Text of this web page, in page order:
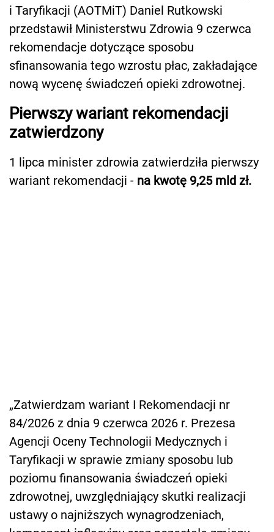
i Taryfikacji (AOTMiT) Daniel Rutkowski
przedstawił Ministerstwu Zdrowia 9 czerwca
rekomendacje dotyczące sposobu
sfinansowania tego wzrostu płac, zakładające
nową wycenę świadczeń opieki zdrowotnej.
Pierwszy wariant rekomendacji
zatwierdzony
1 lipca minister zdrowia zatwierdziła pierwszy
wariant rekomendacji - na kwotę 9,25 mld zł.
„Zatwierdzam wariant I Rekomendacji nr
84/2026 z dnia 9 czerwca 2026 r. Prezesa
Agencji Oceny Technologii Medycznych i
Taryfikacji w sprawie zmiany sposobu lub
poziomu finansowania świadczeń opieki
zdrowotnej, uwzględniający skutki realizacji
ustawy o najniższych wynagrodzeniach,